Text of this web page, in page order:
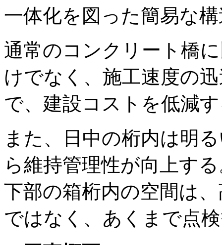
一体化を図った簡易な
通常のコンクリート橋
けでなく、施工速度の
で、建設コストを低減
また、日中の桁内は明
ら維持管理性が向上す
下部の箱桁内の空間は
ではなく、あくまで点